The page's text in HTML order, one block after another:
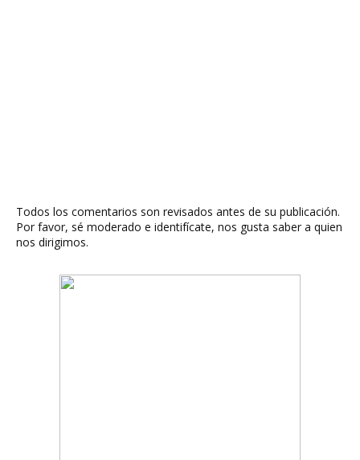
Todos los comentarios son revisados antes de su publicación.
Por favor, sé moderado e identifícate, nos gusta saber a quien
nos dirigimos.